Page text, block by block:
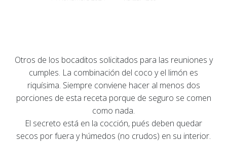
Otros de los bocaditos solicitados para las reuniones y
cumples. La combinación del coco y el limón es
riquísima. Siempre conviene hacer al menos dos
porciones de esta receta porque de seguro se comen
como nada.
El secreto está en la cocción, pués deben quedar
secos por fuera y húmedos (no crudos) en su interior.